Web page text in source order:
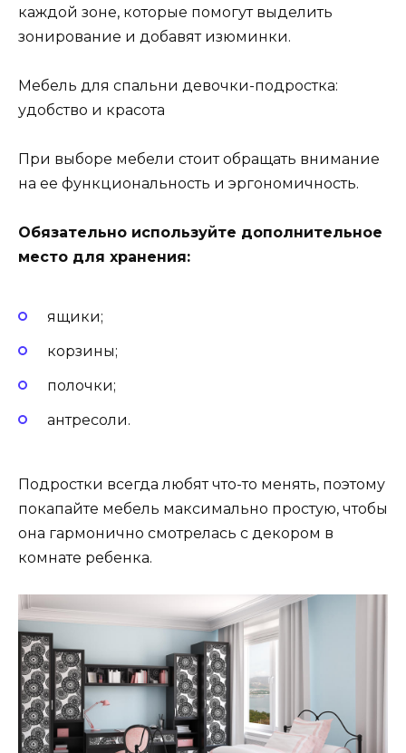
каждой зоне, которые помогут выделить
зонирование и добавят изюминки.
Мебель для спальни девочки-подростка:
удобство и красота
При выборе мебели стоит обращать внимание
на ее функциональность и эргономичность.
Обязательно используйте дополнительное
место для хранения:
ящики;
корзины;
полочки;
антресоли.
Подростки всегда любят что-то менять, поэтому
покапайте мебель максимально простую, чтобы
она гармонично смотрелась с декором в
комнате ребенка.